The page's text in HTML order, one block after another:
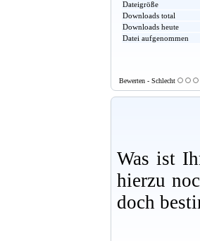
Dateigröße
Downloads total
Downloads heute
Datei aufgenommen
Bewerten - Schlecht
Was ist
hierzu
doch